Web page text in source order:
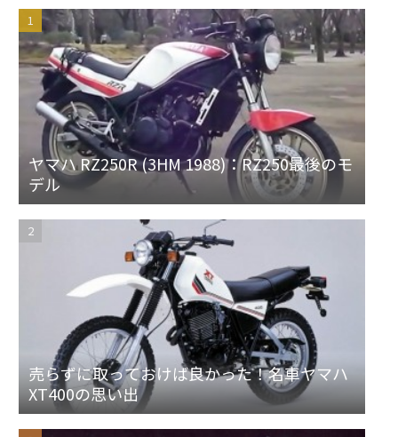
ヤマハ RZ250R (3HM 1988)：RZ250最後のモ
デル
売らずに取っておけば良かった！名車ヤマハ
XT400の思い出